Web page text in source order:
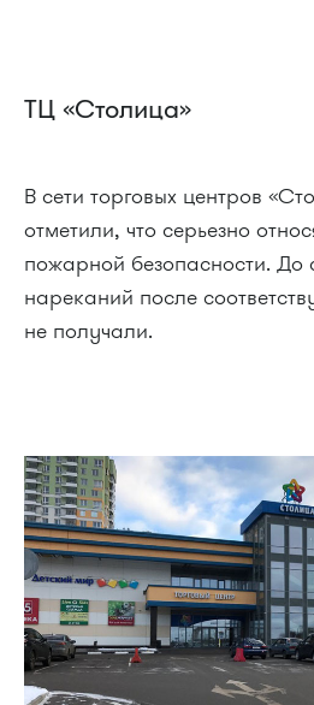
ТЦ «Столица»
В сети торговых центров
отметили, что серьезно
пожарной безопасности. До
нареканий после
не получали.